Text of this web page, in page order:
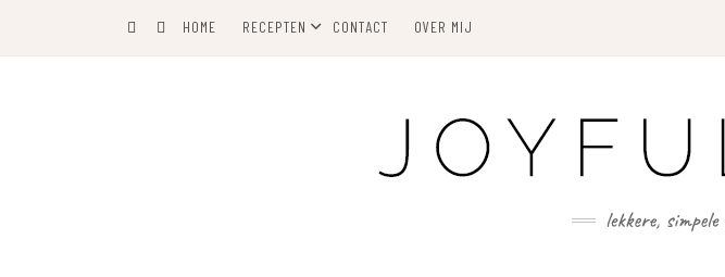
HOME RECEPTEN CONTACT OVER MIJ